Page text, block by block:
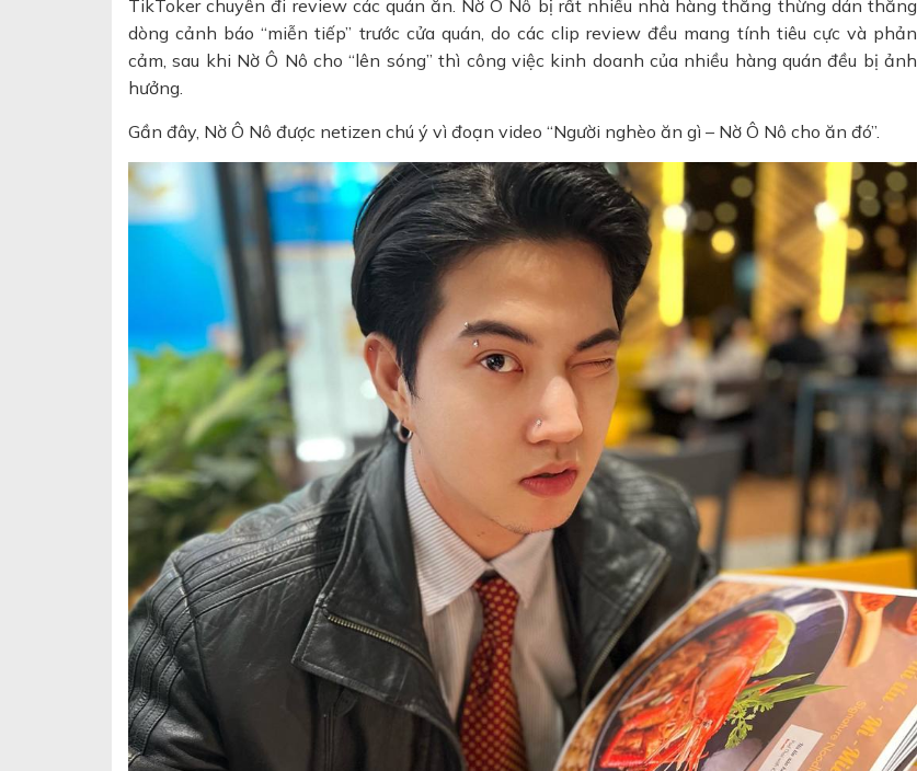
TikToker chuyên đi review các quán ăn. Nờ Ô Nô bị rất nhiều nhà hàng thẳng thừng dán thẳng
dòng cảnh báo “miễn tiếp” trước cửa quán, do các clip review đều mang tính tiêu cực và phản
cảm, sau khi Nờ Ô Nô cho “lên sóng” thì công việc kinh doanh của nhiều hàng quán đều bị ảnh
hưởng.
Gần đây, Nờ Ô Nô được netizen chú ý vì đoạn video “Người nghèo ăn gì – Nờ Ô Nô cho ăn đó”.